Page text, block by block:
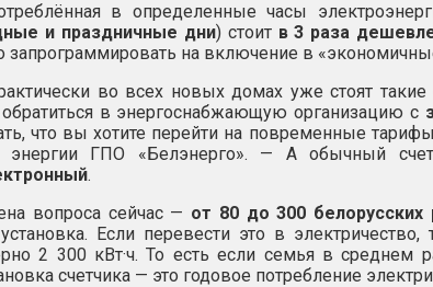
в определенные часы
и праздничные дни) стоит в 3 раза
запрограммировать на включение в
во всех новых домах уже стоят такие
обратиться в энергоснабжающую организацию с
что вы хотите перейти на повременные
энергии ГПО «Белэнерго». — А обычный
.
вопроса сейчас — от 80 до 300 белорусских
Если перевести это в
2 300 кВт·ч. То есть если семья в среднем
счетчика — это годовое потребление